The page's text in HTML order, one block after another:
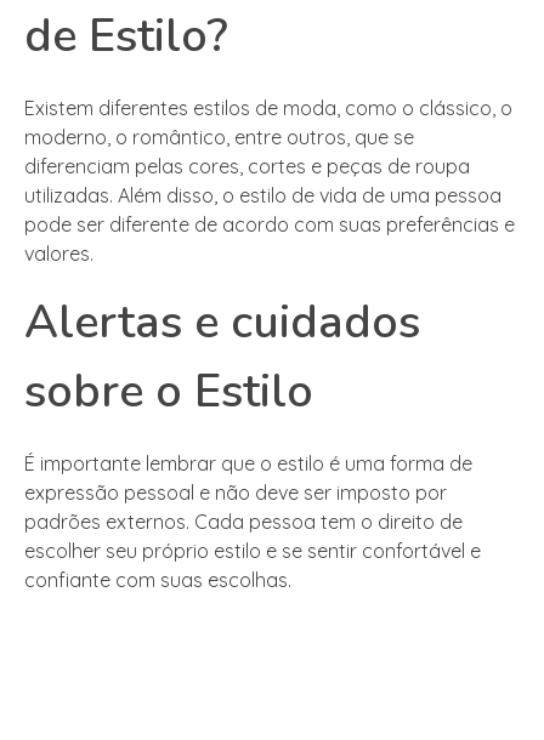
de Estilo?
Existem diferentes estilos de moda, como o clássico, o
moderno, o romântico, entre outros, que se
diferenciam pelas cores, cortes e peças de roupa
utilizadas. Além disso, o estilo de vida de uma pessoa
pode ser diferente de acordo com suas preferências e
valores.
Alertas e cuidados
sobre o Estilo
É importante lembrar que o estilo é uma forma de
expressão pessoal e não deve ser imposto por
padrões externos. Cada pessoa tem o direito de
escolher seu próprio estilo e se sentir confortável e
confiante com suas escolhas.